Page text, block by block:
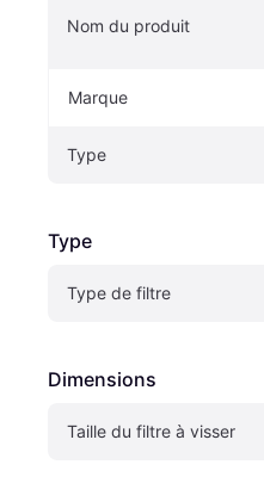
Nom du produit
Marque
Type
Type
Type de filtre
Dimensions
Taille du filtre à visser